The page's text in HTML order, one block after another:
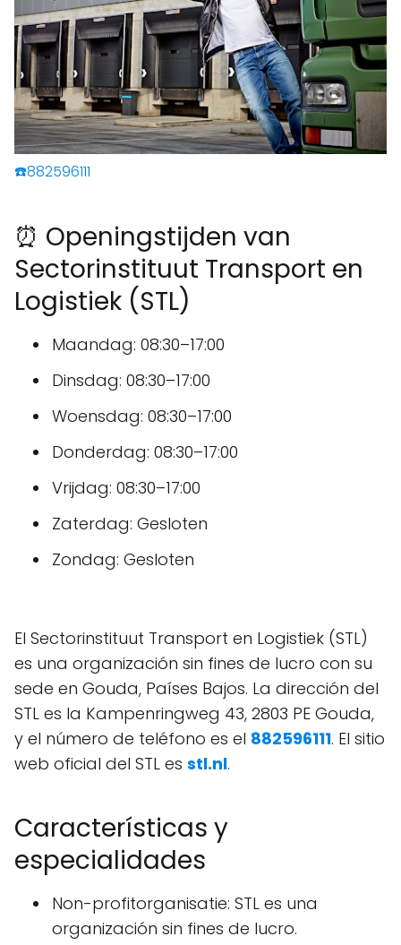
☎️882596111
⏰ Openingstijden van
Sectorinstituut Transport en
Logistiek (STL)
Maandag: 08:30–17:00
Dinsdag: 08:30–17:00
Woensdag: 08:30–17:00
Donderdag: 08:30–17:00
Vrijdag: 08:30–17:00
Zaterdag: Gesloten
Zondag: Gesloten
El Sectorinstituut Transport en Logistiek (STL)
es una organización sin fines de lucro con su
sede en Gouda, Países Bajos. La dirección del
STL es la Kampenringweg 43, 2803 PE Gouda,
y el número de teléfono es el 882596111. El sitio
web oficial del STL es stl.nl.
Características y
especialidades
Non-profitorganisatie: STL es una
organización sin fines de lucro.